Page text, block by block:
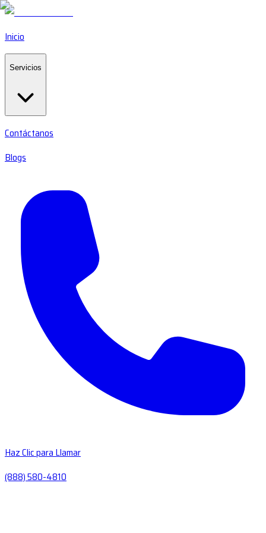
Inicio
Servicios
Contáctanos
Blogs
Haz Clic para Llamar
(888) 580-4810